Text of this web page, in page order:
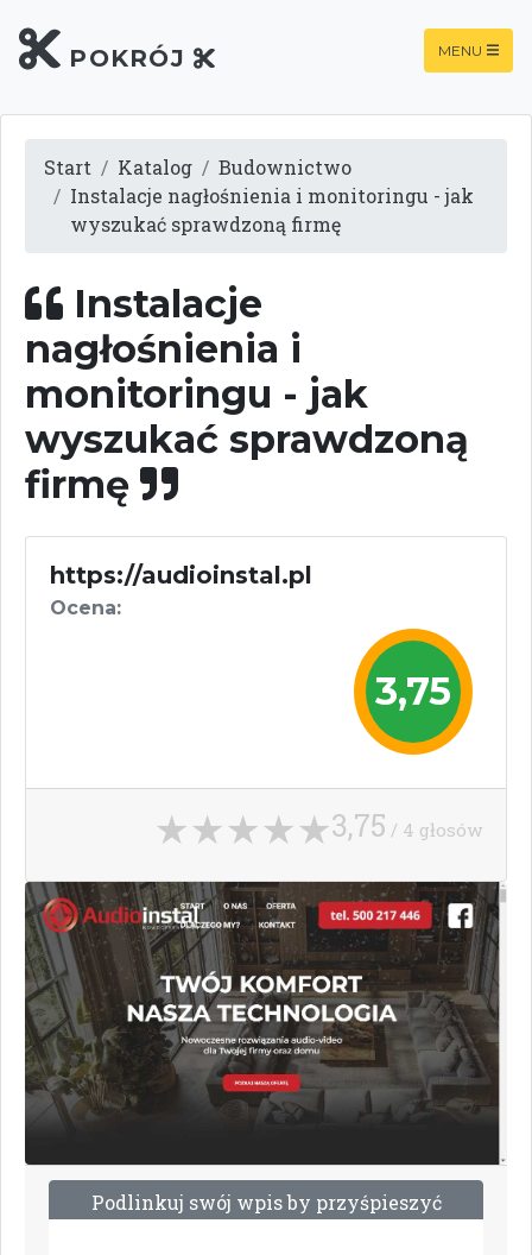
POKRÓJ MENU
Start Katalog
Budownictwo
Instalacje nagłośnienia i monitoringu - jak
wyszukać sprawdzoną firmę
Instalacje
nagłośnienia i
monitoringu - jak
wyszukać sprawdzoną
firmę
https://audioinstal.pl
Ocena:
3,75
3,75 / 4 głosów
Podlinkuj swój wpisby przyśpieszyć